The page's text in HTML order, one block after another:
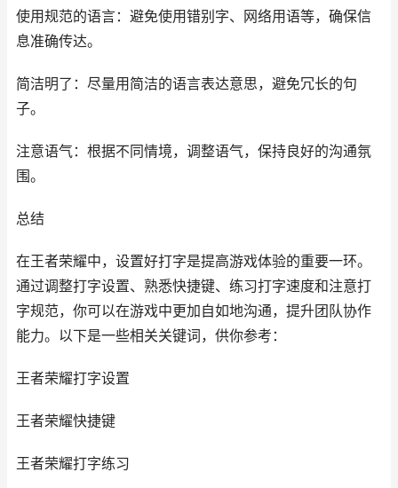
使用规范的语言：避免使用错别字、网络用语等，确保信
息准确传达。
简洁明了：尽量用简洁的语言表达意思，避免冗长的句
子。
注意语气：根据不同情境，调整语气，保持良好的沟通氛
围。
总结
在王者荣耀中，设置好打字是提高游戏体验的重要一环。
通过调整打字设置、熟悉快捷键、练习打字速度和注意打
字规范，你可以在游戏中更加自如地沟通，提升团队协作
能力。以下是一些相关关键词，供你参考：
王者荣耀打字设置
王者荣耀快捷键
王者荣耀打字练习